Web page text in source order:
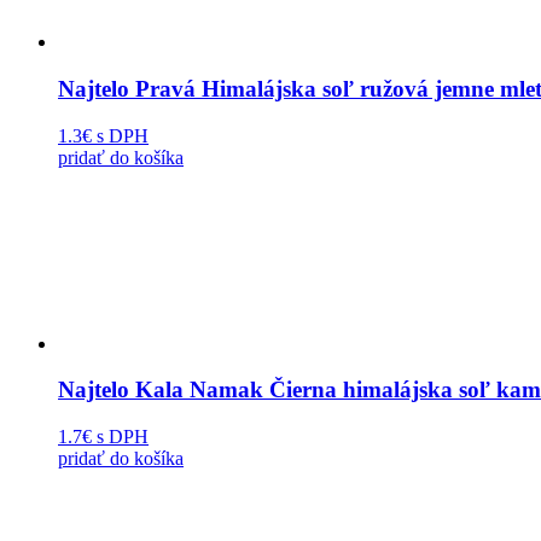
Najtelo Pravá Himalájska soľ ružová jemne
1.3€ s DPH
pridať do košíka
Najtelo Kala Namak Čierna himalájska soľ
1.7€ s DPH
pridať do košíka